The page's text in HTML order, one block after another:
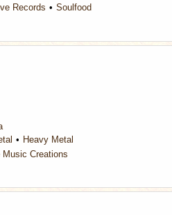
Records Soulfood
Heavy Metal
Music Creations